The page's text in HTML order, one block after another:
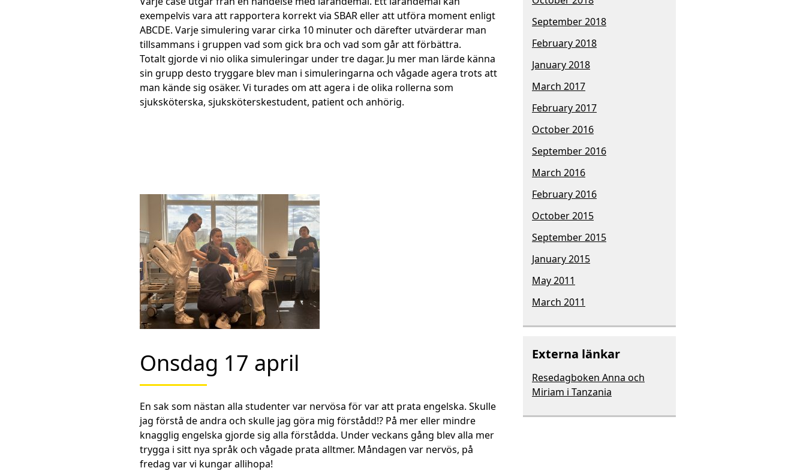
exempelvis vara att rapportera korrekt via SBAR eller att utföra moment enligt
ABCDE. Varje simulering varar cirka 10 minuter och därefter utvärderar man
tillsammans i gruppen vad som gick bra och vad som går att förbättra.
Totalt gjorde vi nio olika simuleringar under tre dagar. Ju mer man lärde känna
sin grupp desto tryggare blev man i simuleringarna och vågade agera trots att
man kände sig osäker. Vi turades om att agera i de olika rollerna som
sjuksköterska, sjuksköterskestudent, patient och anhörig.
Onsdag 17 april
En sak som nästan alla studenter var nervösa för var att prata engelska. Skulle
jag förstå de andra och skulle jag göra mig förstådd!? På mer eller mindre
knagglig engelska gjorde sig alla förstådda. Under veckans gång blev alla mer
trygga i sitt nya språk och vågade prata alltmer. Måndagen var nervös, på
fredag var vi kungar allihopa!
September 2018
February 2018
January 2018
March 2017
February 2017
October 2016
September 2016
March 2016
February 2016
October 2015
September 2015
January 2015
May 2011
March 2011
Externa länkar
Resedagboken Anna och
Miriam i Tanzania